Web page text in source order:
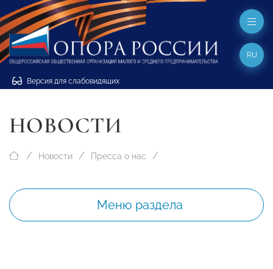
Версия для слабовидящих
RU
НОВОСТИ
Новости Пресса о нас
Меню раздела